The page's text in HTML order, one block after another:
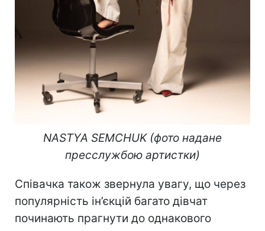
NASTYA SEMCHUK (фото надане
пресслужбою артистки)
Співачка також звернула увагу, що через
популярність ін’єкцій багато дівчат
починають прагнути до однакового